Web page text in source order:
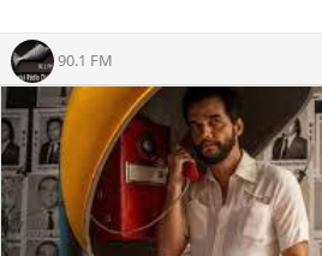
90.1 FM